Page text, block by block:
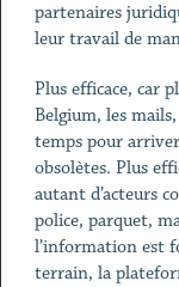
partenaires
leur travail de
Plus efficace, car
Belgium, les
temps pour
obsolètes. Plus
autant d’acteurs
police, parquet,
l’information est
terrain, la